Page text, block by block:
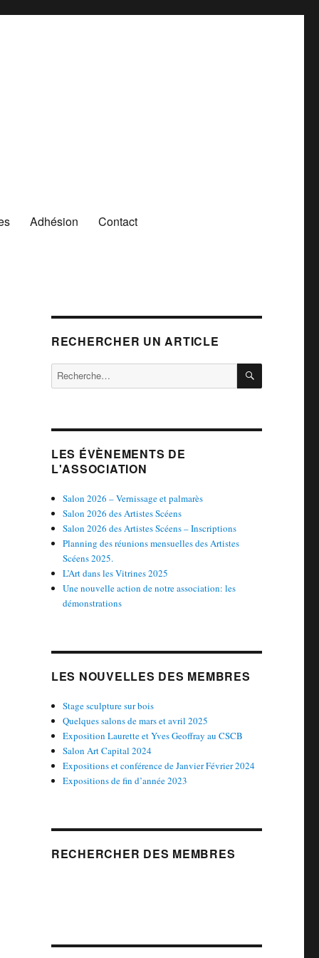
Adhésion Contact
RECHERCHER UN ARTICLE
Recherche
pour :
LES ÉVÈNEMENTS DE
L'ASSOCIATION
Salon 2026 – Vernissage et palmarès
Salon 2026 des Artistes Scéens
Salon 2026 des Artistes Scéens – Inscriptions
Planning des réunions mensuelles des Artistes
Scéens 2025.
L’Art dans les Vitrines 2025
Une nouvelle action de notre association: les
démonstrations
LES NOUVELLES DES MEMBRES
Stage sculpture sur bois
Quelques salons de mars et avril 2025
Exposition Laurette et Yves Geoffray au CSCB
Salon Art Capital 2024
Expositions et conférence de Janvier Février 2024
Expositions de fin d’année 2023
RECHERCHER DES MEMBRES